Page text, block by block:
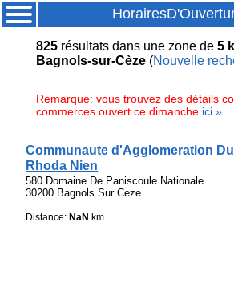
825résultatsdans une zone de 5
Bagnols-sur-Cèze(Nouvelle
Remarque: vous trouvez des détails
commerces ouvert ce dimanche ici »
Communaute d'Agglomeration Du
Rhoda Nien
580 Domaine De Paniscoule Nationale
30200 Bagnols Sur Ceze
Distance: NaN km